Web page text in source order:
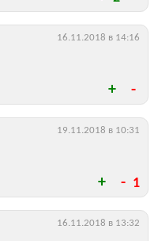
16.11.2018 в 14:16
1
19.11.2018 в 10:31
16.11.2018 в 13:32